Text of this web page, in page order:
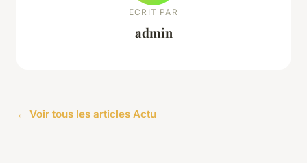
ECRIT PAR
admin
← Voir tous les articles Actu